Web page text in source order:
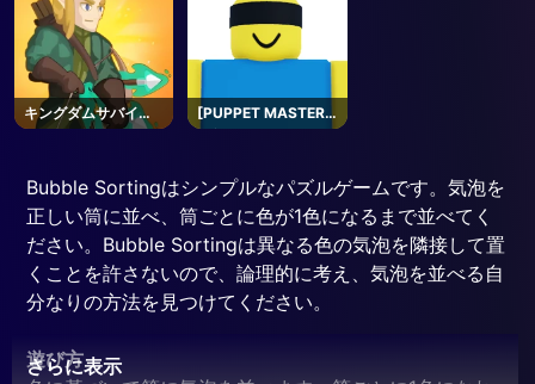
キングダムサバイバ
ー
[PUPPET MASTER]
Jujutsu
Roblox
Bubble Sortingはシンプルなパズルゲームです。気泡を
正しい筒に並べ、筒ごとに色が1色になるまで並べてく
ださい。Bubble Sortingは異なる色の気泡を隣接して置
くことを許さないので、論理的に考え、気泡を並べる自
分なりの方法を見つけてください。
遊び方
さらに表示